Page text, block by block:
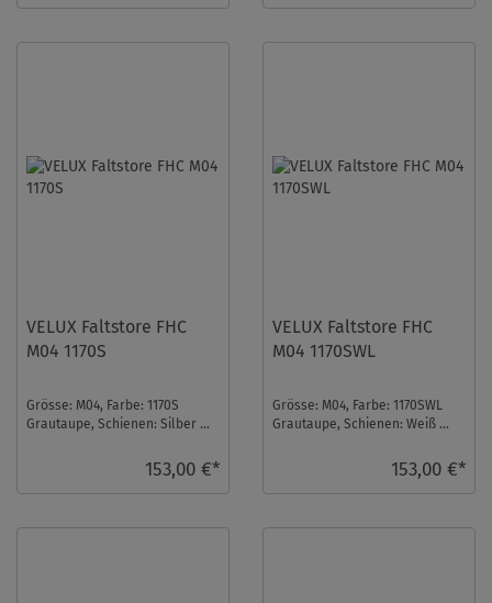
VELUX Faltstore FHC
M04 1170S
Grösse: M04, Farbe: 1170S
Grautaupe, Schienen: Silber ...
153,00 €*
VELUX Faltstore FHC
M04 1170SWL
Grösse: M04, Farbe: 1170SWL
Grautaupe, Schienen: Weiß ...
153,00 €*